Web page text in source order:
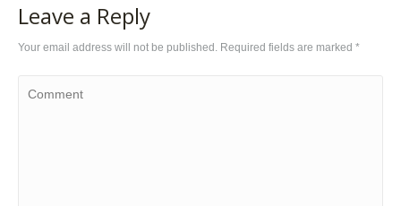
Leave a Reply
Your email address will not be published. Required fields are marked *